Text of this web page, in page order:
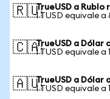
🇷🇺TrueUSD a Rublo
1 TUSD equivale a
🇨🇦TrueUSD a Dólar
1 TUSD equivale a
🇦🇺TrueUSD a Dólar
1 TUSD equivale a